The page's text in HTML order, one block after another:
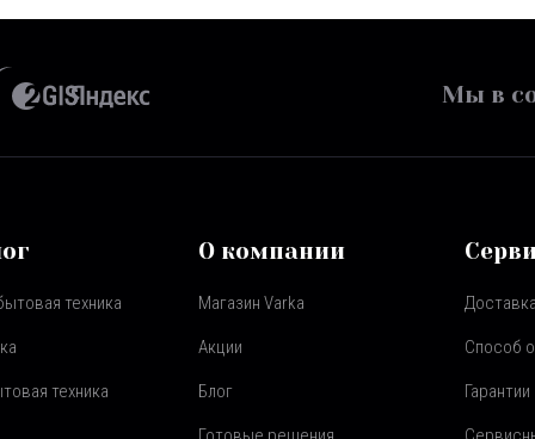
Мы в
техника
техника
О компании
Магазин Varka
Акции
Блог
Способ
Гарантии